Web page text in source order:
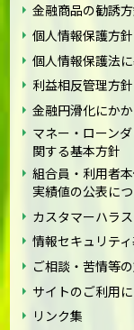
金融商品の勧誘
個人情報保護方針
個人情報保護法
利益相反管理方針
金融円滑化にか
マネー・ローン
関する基本方針
組合員・利用者
実績値の公表に
カスタマーハラ
情報セキュリテ
ご相談・苦情等
サイトのご利用
リンク集